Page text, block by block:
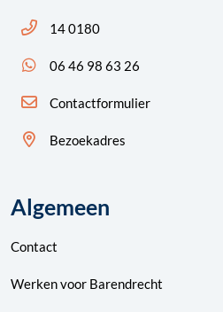
Bel ons: 14 0180
14 0180
App ons: 06 46 98 63 26 (WhatsApp)
06 46 98 63 26
Contactformulier
Bezoekadres
Algemeen
Contact
Werken voor Barendrecht